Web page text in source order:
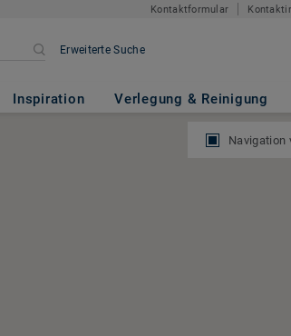
Kontaktformular
Erweiterte Suche
Inspiration Verlegung & Reinigung
Navigation